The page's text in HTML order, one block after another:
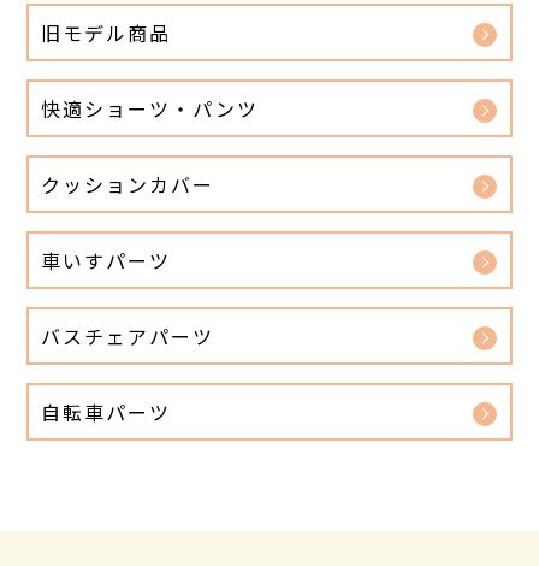
旧モデル商品
快適ショーツ・パンツ
クッションカバー
車いすパーツ
バスチェアパーツ
自転車パーツ